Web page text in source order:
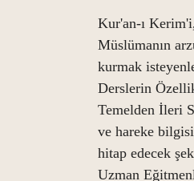
Kur'an-ı
Müslümanın
kurmak
Derslerin
Temelden İleri
ve hareke
hitap edecek
Uzman